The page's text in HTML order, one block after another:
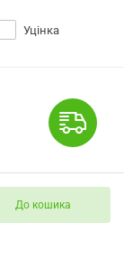
Уцінка
До кошика